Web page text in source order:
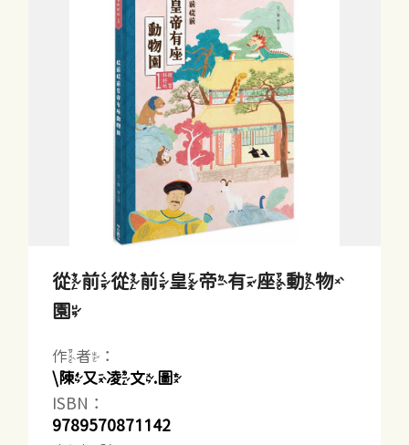
從前從前皇帝有座動物
園
作者：
\陳又凌文.圖
ISBN：
9789570871142